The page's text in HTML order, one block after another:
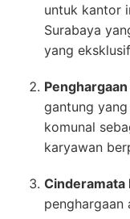
untuk kantor
Surabaya
yang
gantung
komunal
karyawan
Cinderamata